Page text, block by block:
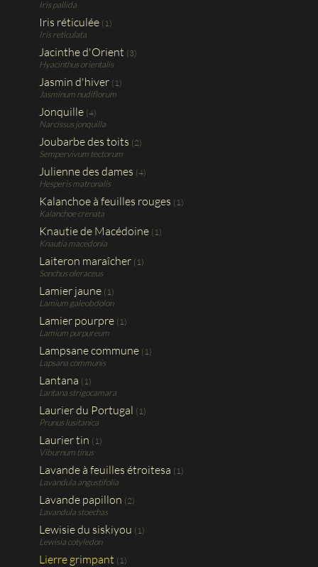
Iris pallida
Iris réticulée (1)
Iris reticulata
Jacinthe d'Orient (3)
Hyacinthus orientalis
Jasmin d'hiver (1)
Jasminum nudiflorum
Jonquille (4)
Narcissus jonquilla
Joubarbe des toits (2)
Sempervivum tectorum
Julienne des dames (4)
Hesperis matronalis
Kalanchoe à feuilles rouges (1)
Kalanchoe crenata
Knautie de Macédoine (1)
Knautia macedonia
Laiteron maraîcher (1)
Sonchus oleraceus
Lamier jaune (1)
Lamium galeobdolon
Lamier pourpre (1)
Lamium purpureum
Lampsane commune (1)
Lapsana communis
Lantana (1)
Lantana strigocamara
Laurier du Portugal (1)
Prunus lusitanica
Laurier tin (1)
Viburnum tinus
Lavande à feuilles étroitesa (1)
Lavandula angustifolia
Lavande papillon (2)
Lavandula stoechas
Lewisie du siskiyou (1)
Lewisia cotyledon
Lierre grimpant (1)